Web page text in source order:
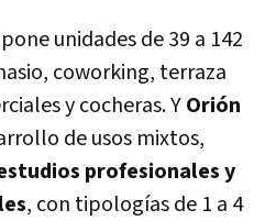
unidades de 39 a 142
coworking, terraza
y cocheras. YOrión
de usos mixtos,
profesionales y
, con tipologías de 1 a 4